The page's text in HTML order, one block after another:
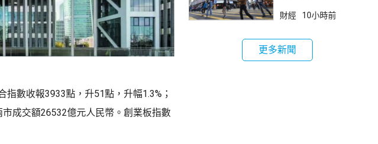
數收報3933點，升51點，升幅1.3%；
成交額26532億元人民幣。創業板指數
財經 10小時前
更多新聞